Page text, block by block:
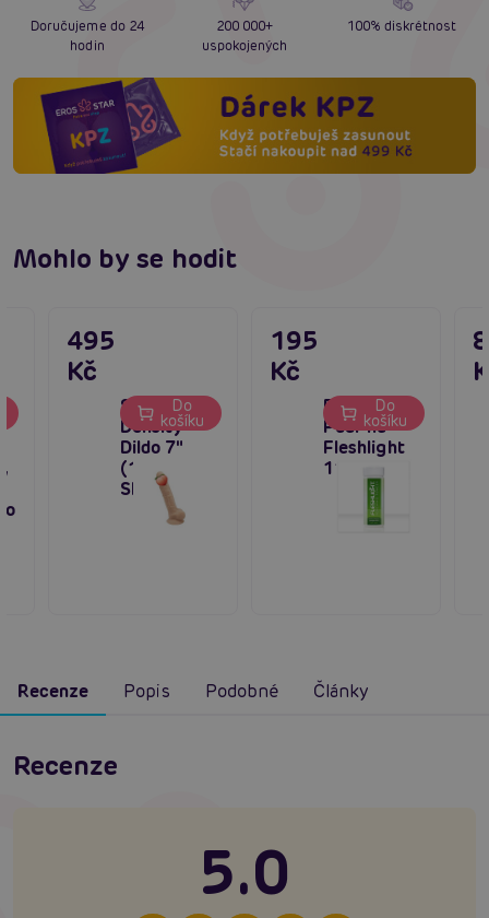
Doručujeme do 24
hodin
200 000+
uspokojených
100% diskrétnost
Mohlo by se hodit
SilexD Dual
Density
Dildo 7"
(17,7 cm)
Skin
495
Kč
Do
košíku
Fleshlight
Pudr na
Fleshlight
118 ml
195
Kč
Do
košíku
Recenze Popis Podobné Články
Recenze
5.0